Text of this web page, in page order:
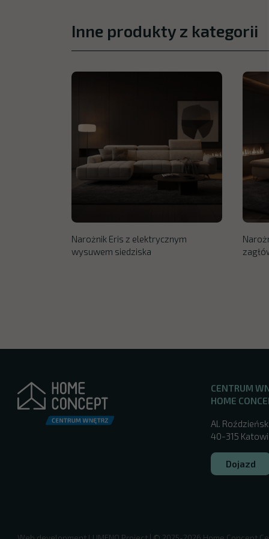
Inne produkty z kategorii
Narożnik Eris z elektrycznym
wysuwem siedziska
CENTRUM
HOME
Al.
40-315
Dojazd